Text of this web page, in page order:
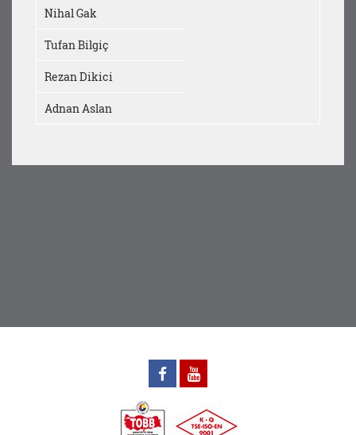
Nihal Gak
Tufan Bilgiç
Rezan Dikici
Adnan Aslan